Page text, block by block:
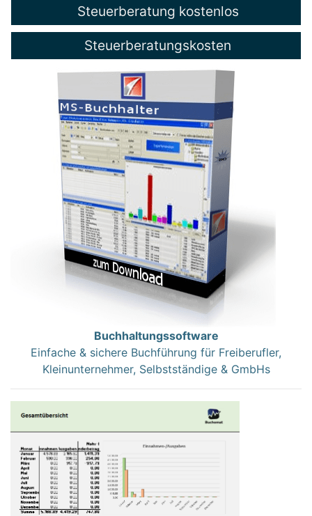
Steuerberatung kostenlos
Steuerberatungskosten
Buchhaltungssoftware
Einfache & sichere Buchführung für Freiberufler,
Kleinunternehmer, Selbstständige & GmbHs